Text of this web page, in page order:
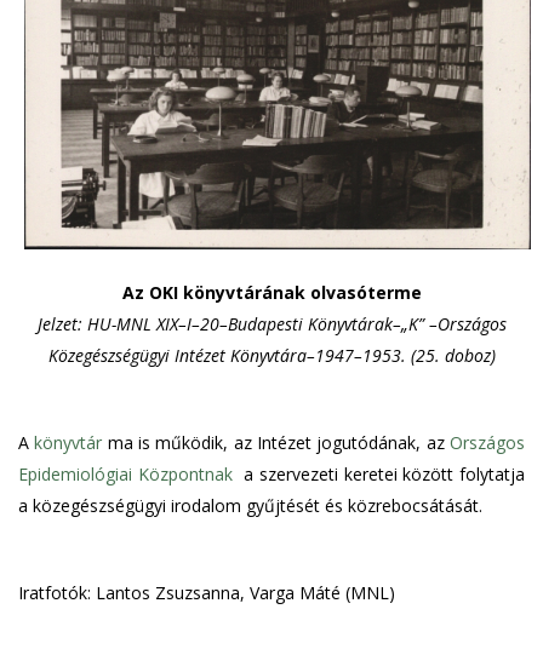
Az OKI könyvtárának olvasóterme
Jelzet: HU-MNL XIX–I–20–Budapesti Könyvtárak–„K” –Országos
Közegészségügyi Intézet Könyvtára–1947–1953. (25. doboz)
A könyvtár ma is működik, az Intézet jogutódának, azOrszágos
Epidemiológiai Központnaka szervezeti keretei között folytatja
a közegészségügyi irodalom gyűjtését és közrebocsátását.
Iratfotók: Lantos Zsuzsanna, Varga Máté (MNL)